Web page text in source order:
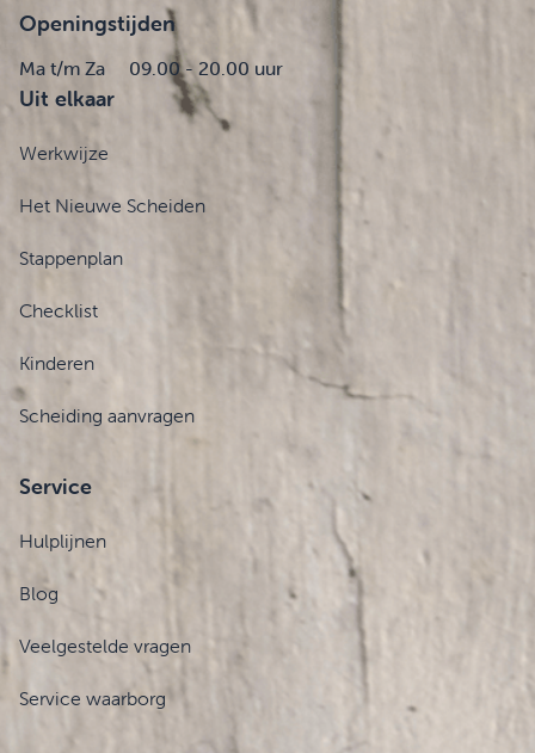
Openingstijden
Ma t/m Za 09.00 - 20.00 uur
Uit elkaar
Werkwijze
Het Nieuwe Scheiden
Stappenplan
Checklist
Kinderen
Scheiding aanvragen
Service
Hulplijnen
Blog
Veelgestelde vragen
Service waarborg